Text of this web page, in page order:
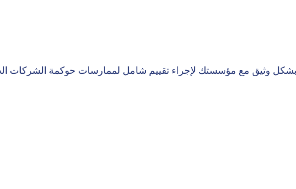
بشكل وثيق مع مؤسستك لإجراء تقييم شامل لممارسات حوكمة الشركات